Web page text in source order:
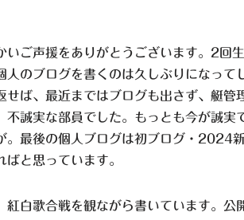
いご声援をありがとうございます。2回
人のブログを書くのは久しぶりになっ
せば、最近まではブログも出さず、艇
不誠実な部員でした。もっとも今が誠
。最後の個人ブログは初ブログ・2024
ばと思っています。
紅白歌合戦を観ながら書いています。